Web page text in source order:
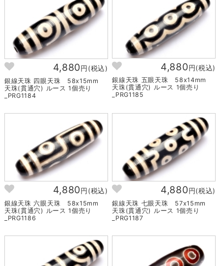
4,880円(税込)
銀線天珠 四眼天珠 58x15mm
天珠(貫通穴) ルース 1個売り
_PRG1184
4,880円(税込)
銀線天珠 五眼天珠 58x14mm
天珠(貫通穴) ルース 1個売り
_PRG1185
4,880円(税込)
銀線天珠 六眼天珠 58x15mm
天珠(貫通穴) ルース 1個売り
_PRG1186
4,880円(税込)
銀線天珠 七眼天珠 57x15mm
天珠(貫通穴) ルース 1個売り
_PRG1187